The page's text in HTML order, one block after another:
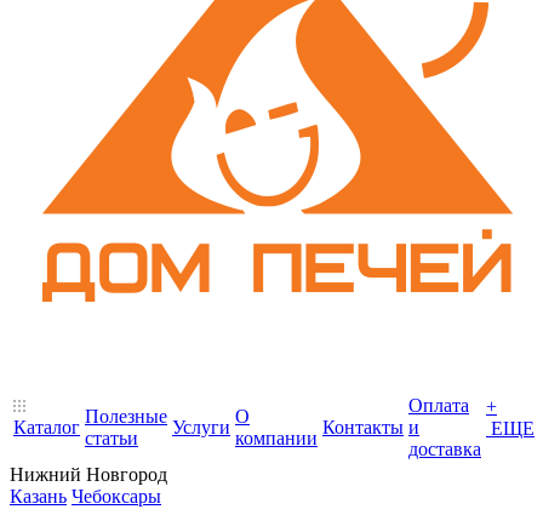
Каталог
Полезные
статьи
Услуги
О
компании
Контакты
Оплата
и
доставка
+
ЕЩЕ
Нижний Новгород
Казань Чебоксары